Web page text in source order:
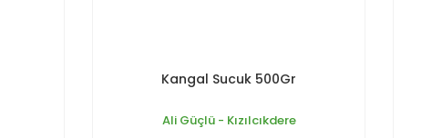
Kangal Sucuk 500Gr
Ali Güçlü - Kızılcıkdere